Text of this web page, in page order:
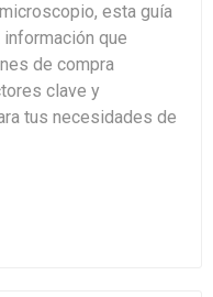
esta guía
que
de compra
clave y
tus necesidades de